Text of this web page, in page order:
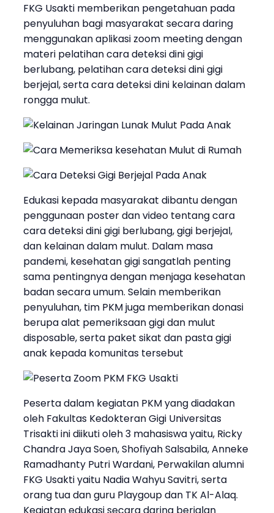
FKG Usakti memberikan pengetahuan pada
penyuluhan bagi masyarakat secara daring
menggunakan aplikasi zoom meeting dengan
materi pelatihan cara deteksi dini gigi
berlubang, pelatihan cara deteksi dini gigi
berjejal, serta cara deteksi dini kelainan dalam
rongga mulut.
Edukasi kepada masyarakat dibantu dengan
penggunaan poster dan video tentang cara
cara deteksi dini gigi berlubang, gigi berjejal,
dan kelainan dalam mulut. Dalam masa
pandemi, kesehatan gigi sangatlah penting
sama pentingnya dengan menjaga kesehatan
badan secara umum. Selain memberikan
penyuluhan, tim PKM juga memberikan donasi
berupa alat pemeriksaan gigi dan mulut
disposable, serta paket sikat dan pasta gigi
anak kepada komunitas tersebut
Peserta dalam kegiatan PKM yang diadakan
oleh Fakultas Kedokteran Gigi Universitas
Trisakti ini diikuti oleh 3 mahasiswa yaitu, Ricky
Chandra Jaya Soen, Shofiyah Salsabila, Anneke
Ramadhanty Putri Wardani, Perwakilan alumni
FKG Usakti yaitu Nadia Wahyu Savitri, serta
orang tua dan guru Playgoup dan TK Al-Alaq.
Kegiatan edukasi secara daring berjalan